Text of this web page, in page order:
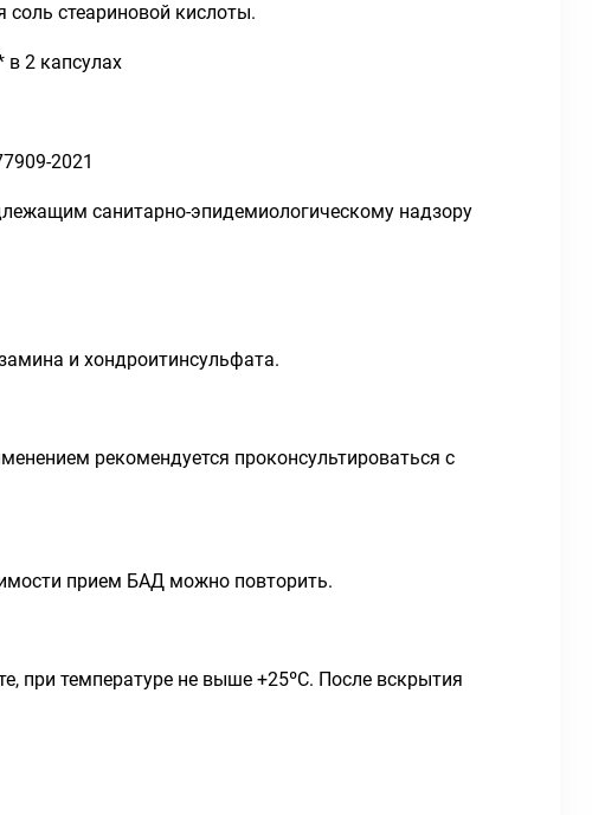
стеариновой кислоты.
в 2 капсулах
2021
санитарно-эпидемиологическому надзору
и хондроитинсульфата.
рекомендуется проконсультироваться с
прием БАД можно повторить.
при температуре не выше +25ºС. После вскрытия